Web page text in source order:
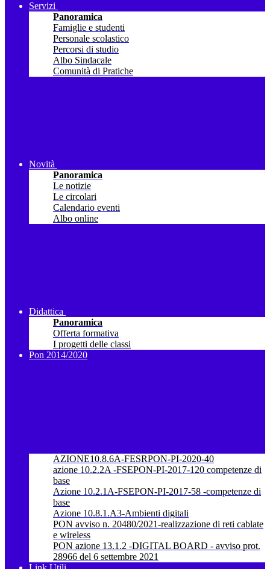
Servizi
Panoramica
Famiglie e studenti
Personale scolastico
Percorsi di studio
Albo Sindacale
Comunità di Pratiche
Novità
Panoramica
Le notizie
Le circolari
Calendario eventi
Albo online
Didattica
Panoramica
Offerta formativa
I progetti delle classi
Pon 2014/2020
AZIONE10.8.6A-FESRPON-PI-2020-40
azione 10.2.2A -FSEPON-PI-2017-120 competenze di
base
Azione 10.2.1A-FSEPON-PI-2017-58 -competenze di
base
Azione 10.8.1.A3-Ambienti digitali
PON avviso n. 20480/2021-realizzazione di reti cablate
e wireless
PON azione 13.1.2 -DIGITAL BOARD - avviso prot.
28966 del 6 settembre 2021